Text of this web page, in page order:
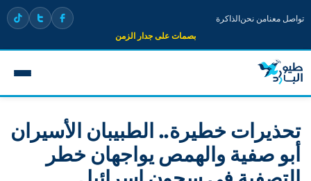
تواصل معنامن نحنالذاكرة
بصمات على جدار الزمن
تحذيرات خطيرة.. الطبيبان الأسيران
أبو صفية والهمص يواجهان خطر